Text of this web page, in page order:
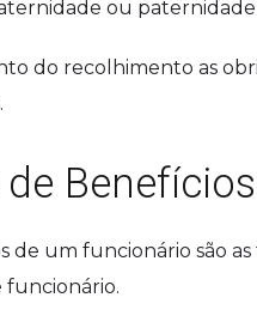
ou paternidade
do recolhimento as
de um funcionário são as
funcionário.